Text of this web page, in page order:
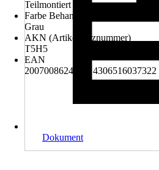
Teilmontiert
Farbe Behang
Grau
AKN (Artikelkurznummer)
T5H5
EAN
2007008624489, 4306516037322
Dokument